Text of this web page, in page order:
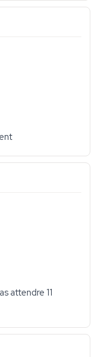
attendre 11